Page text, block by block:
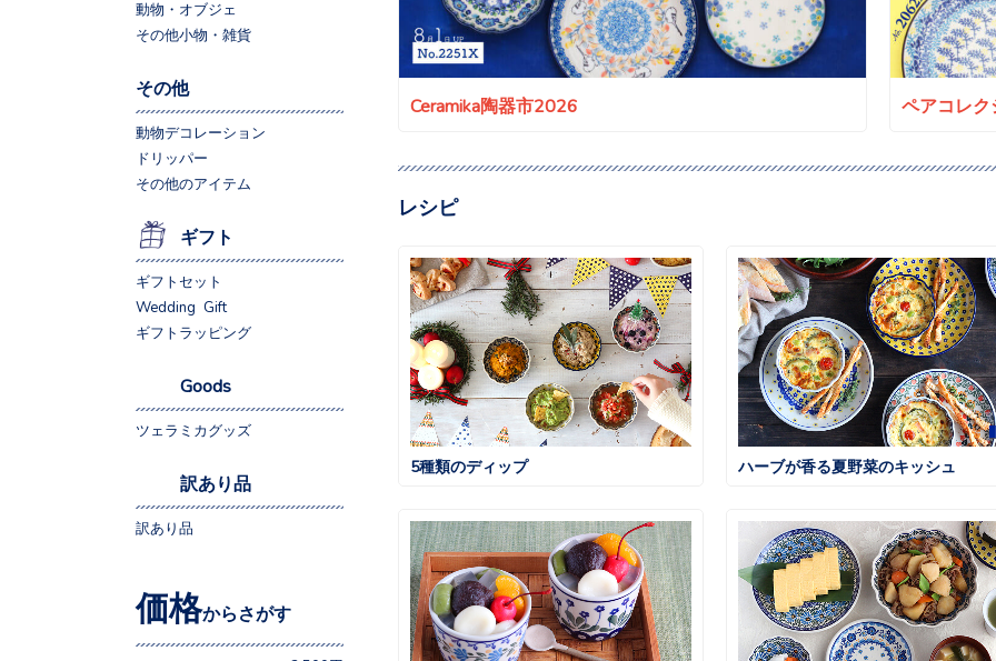
Ceramika陶器市2026 ペアコレ
レシピ
5種類のディップ ハーブが香る夏野菜のキッシュ
動物・オブジェ
その他小物・雑貨
その他
動物デコレーション
ドリッパー
その他のアイテム
ギフト
ギフトセット
Wedding Gift
ギフトラッピング
Goods
ツェラミカグッズ
訳あり品
訳あり品
価格からさがす